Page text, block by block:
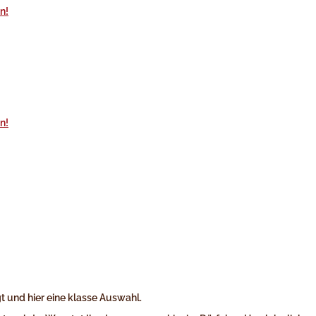
und hier eine klasse Auswahl.